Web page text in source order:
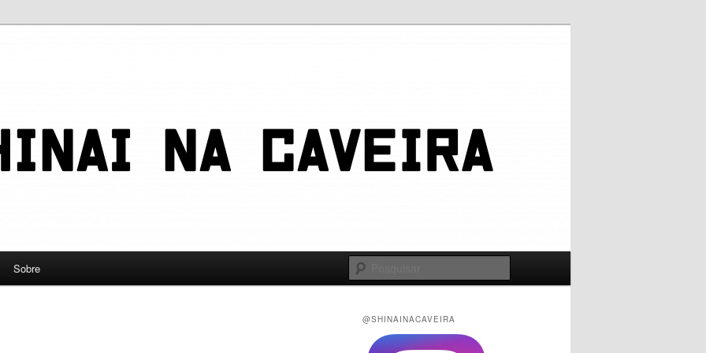
Sobre
@SHINAINACAVEIRA